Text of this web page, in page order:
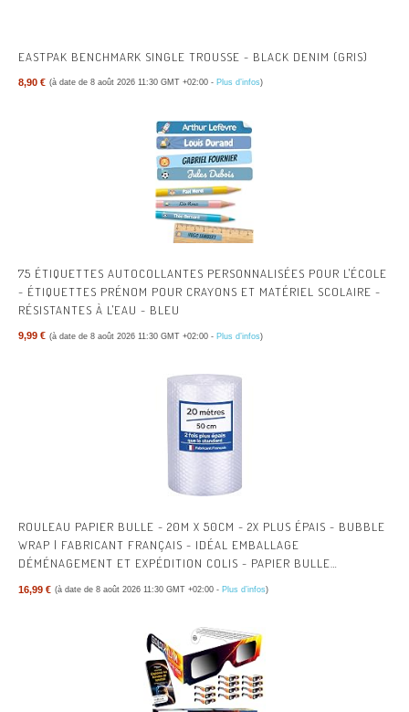
EASTPAK BENCHMARK SINGLE TROUSSE - BLACK DENIM (GRIS)
8,90 € (à date de 8 août 2026 11:30 GMT +02:00 - Plus d’infos)
75 ÉTIQUETTES AUTOCOLLANTES PERSONNALISÉES POUR L'ÉCOLE
- ÉTIQUETTES PRÉNOM POUR CRAYONS ET MATÉRIEL SCOLAIRE -
RÉSISTANTES À L'EAU - BLEU
9,99 € (à date de 8 août 2026 11:30 GMT +02:00 - Plus d’infos)
ROULEAU PAPIER BULLE - 20M X 50CM - 2X PLUS ÉPAIS - BUBBLE
WRAP | FABRICANT FRANÇAIS - IDÉAL EMBALLAGE
DÉMÉNAGEMENT ET EXPÉDITION COLIS - PAPIER BULLE
ÉPAISSEUR RENFORCÉE
16,99 € (à date de 8 août 2026 11:30 GMT +02:00 - Plus d’infos)